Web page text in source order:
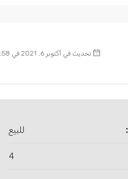
تحديث في أكتوبر 6, 2021 في 7:58 م
للبيع
4